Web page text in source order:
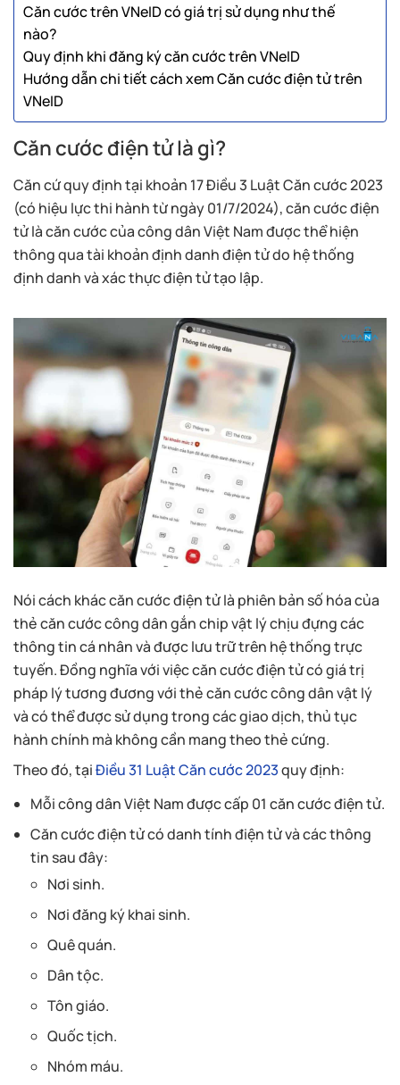
Căn cước trên VNeID có giá trị sử dụng như thế
nào?
Quy định khi đăng ký căn cước trên VNeID
Hướng dẫn chi tiết cách xem Căn cước điện tử trên
VNeID
Căn cước điện tử là gì?
Căn cứ quy định tại khoản 17 Điều 3 Luật Căn cước 2023
(có hiệu lực thi hành từ ngày 01/7/2024), căn cước điện
tử là căn cước của công dân Việt Nam được thể hiện
thông qua tài khoản định danh điện tử do hệ thống
định danh và xác thực điện tử tạo lập.
Nói cách khác căn cước điện tử là phiên bản số hóa của
thẻ căn cước công dân gắn chip vật lý chịu đựng các
thông tin cá nhân và được lưu trữ trên hệ thống trực
tuyến. Đồng nghĩa với việc căn cước điện tử có giá trị
pháp lý tương đương với thẻ căn cước công dân vật lý
và có thể được sử dụng trong các giao dịch, thủ tục
hành chính mà không cần mang theo thẻ cứng.
Theo đó, tạiĐiều 31 Luật Căn cước 2023quy định:
Mỗi công dân Việt Nam được cấp 01 căn cước điện tử.
Căn cước điện tử có danh tính điện tử và các thông
tin sau đây:
Nơi sinh.
Nơi đăng ký khai sinh.
Quê quán.
Dân tộc.
Tôn giáo.
Quốc tịch.
Nhóm máu.